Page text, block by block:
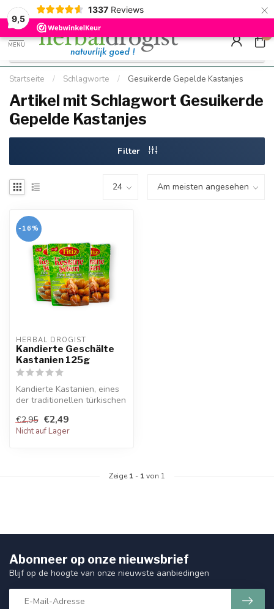
9,5
1337 Reviews ×
Kostenloser DE-Versand ab Mindestbestellwert |
Schnell geliefert
Minimum
Hızlı
MENU
0
Startseite / Schlagworte / Gesuikerde Gepelde Kastanjes
Artikel mit Schlagwort Gesuikerde
Gepelde Kastanjes
Filter
-16%
HERBAL DROGIST
Kandierte Geschälte
Kastanien 125g
Kandierte Kastanien, eines
der traditionellen türkischen
€2,95 €2,49
Nicht auf Lager
Zeige 1 - 1von 1
Abonneer op onze nieuwsbrief
Blijf op de hoogte van onze nieuwste aanbiedingen